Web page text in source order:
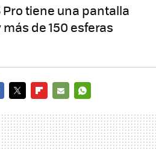
Pro tiene una pantalla
de 150 esferas
MAIL